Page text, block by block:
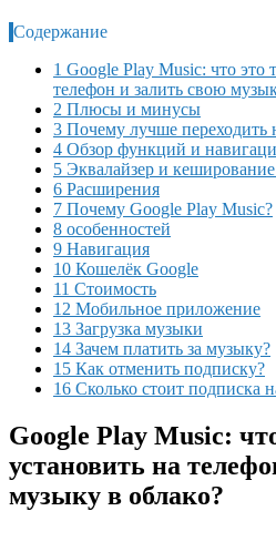
Содержание
1 Google Play Music: что это
телефон и залить свою
2 Плюсы и минусы
3 Почему лучше переходить
4 Обзор функций и
5 Эквалайзер и кеширование
6 Расширения
7 Почему Google Play Music?
8 особенностей
9 Навигация
10 Кошелёк Google
11 Стоимость
12 Мобильное приложение
13 Загрузка музыки
14 Зачем платить за музыку?
15 Как отменить подписку?
16 Сколько стоит подписка
Google Play Music:
установить на
музыку в облако?